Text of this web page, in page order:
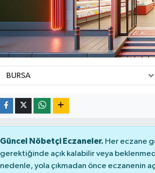
Güncel Nöbetçi Eczaneler. Her eczane
gerektiğinde açık kalabilir veya
nedenle, yola çıkmadan önce eczanenin